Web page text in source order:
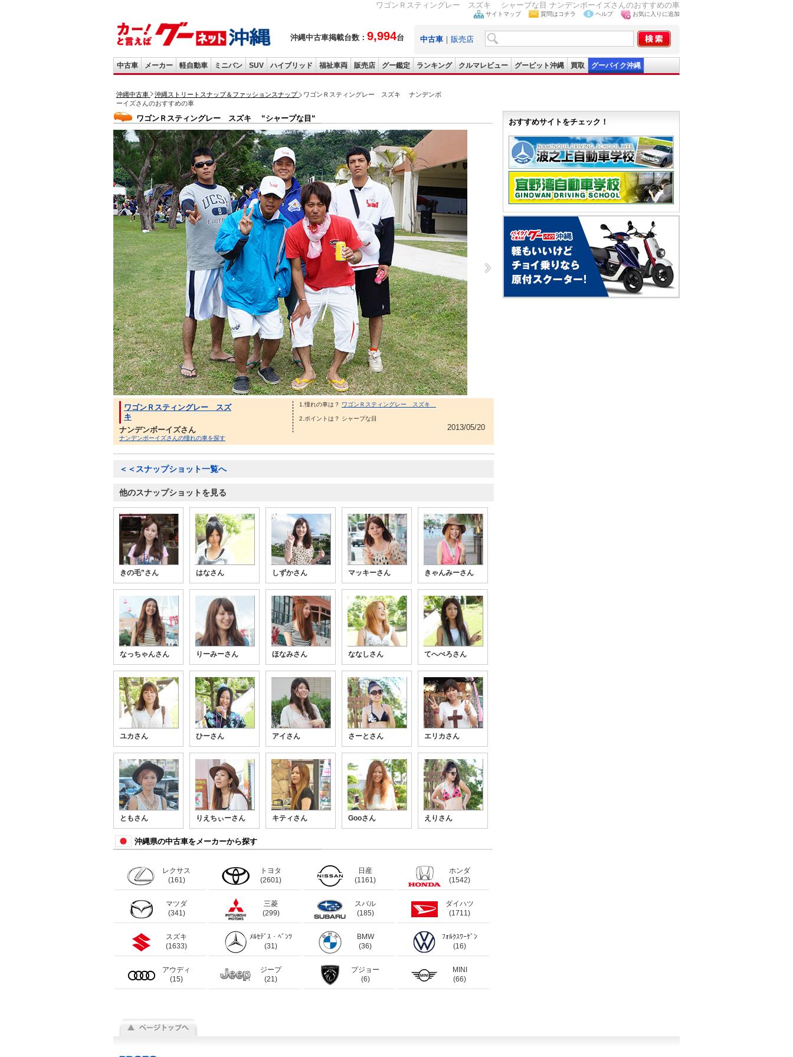
ワゴンＲスティングレー スズキ シャープな目 ナンデンボーイズさんのおすすめの車
沖縄中古車掲載台数： 9,994台
サイトマップ 質問はコチラ ヘルプ お気に入りに追加
中古車 ｜ 販売店
中古車 メーカー 軽自動車 ミニバン SUV ハイブリッド 福祉車両 販売店 グー鑑定 ランキング クルマレビュー グーピット沖縄 買取 グーバイク沖縄
沖縄中古車 沖縄ストリートスナップ＆ファッションスナップ
ワゴンＲスティングレー スズキ ナンデンボ
ーイズさんのおすすめの車
ワゴンＲスティングレー スズキ “シャープな目“
ワゴンＲスティングレー スズ
キ
ナンデンボーイズさん
ナンデンボーイズさんの憧れの車を探す
1.憧れの車は？ ワゴンＲスティングレー スズキ
2.ポイントは？ シャープな目
2013/05/20
＜＜スナップショット一覧へ
他のスナップショットを見る
きの毛”さん はなさん しずかさん マッキーさん きゃんみーさん
なっちゃんさん りーみーさん ほなみさん ななしさん てへぺろさん
ユカさん ひーさん アイさん さーとさん エリカさん
ともさん りえちぃーさん キティさん Gooさん えりさん
沖縄県の中古車をメーカーから探す
レクサス
(161)
トヨタ
(2601)
日産
(1161)
ホンダ
(1542)
マツダ
(341)
三菱
(299)
スバル
(185)
ダイハツ
(1711)
スズキ
(1633)
ﾒﾙｾﾃﾞｽ・ﾍﾞﾝﾂ
(31)
BMW
(36)
ﾌｫﾙｸｽﾜｰｹﾞﾝ
(16)
アウディ
(15)
ジープ
(21)
プジョー
(6)
MINI
(66)
おすすめサイトをチェック！